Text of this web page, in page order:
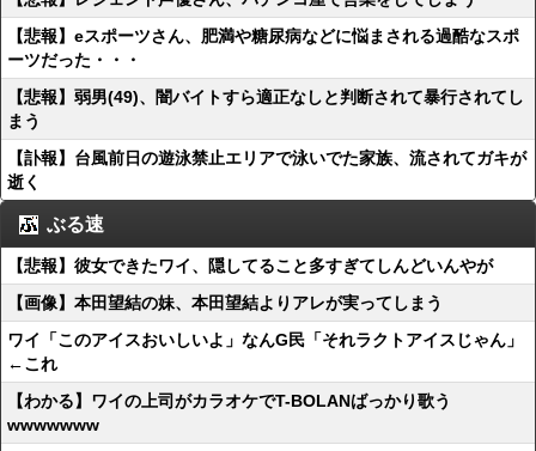
【悲報】eスポーツさん、肥満や糖尿病などに悩まされる過酷なスポ
ーツだった・・・
【悲報】弱男(49)、闇バイトすら適正なしと判断されて暴行されてし
まう
【訃報】台風前日の遊泳禁止エリアで泳いでた家族、流されてガキが
逝く
ぶる速
【悲報】彼女できたワイ、隠してること多すぎてしんどいんやが
【画像】本田望結の妹、本田望結よりアレが実ってしまう
ワイ「このアイスおいしいよ」なんG民「それラクトアイスじゃん」
←これ
【わかる】ワイの上司がカラオケでT-BOLANばっかり歌う
wwwwwww